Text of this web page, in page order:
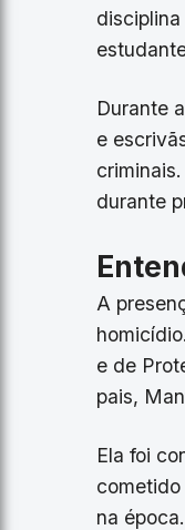
Durante
e
durante
A
e de
pais,
Ela foi
na época.